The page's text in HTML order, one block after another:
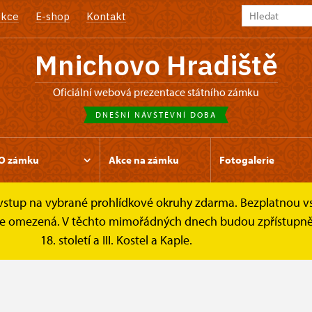
E-shop Kontakt
Mnichovo Hradiště
oficiální webová prezentace státního zámku
DNEŠNÍ NÁVŠTĚVNÍ DOBA
zámku Akce na zámku Fotogalerie
na vybrané prohlídkové okruhy zdarma. Bezplatnou
V těchto mimořádných dnech budou
18. století a III. Kostel a Kaple.
Kontakt